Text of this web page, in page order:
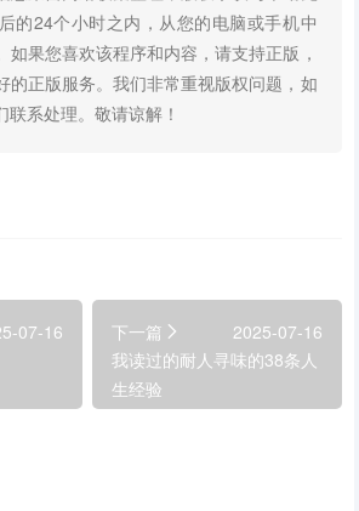
的24个小时之内，从您的电脑或手机中
如果您喜欢该程序和内容，请支持正版，
的正版服务。我们非常重视版权问题，如
系处理。敬请谅解！
07-16
下一篇
2025-07-16
我读过的耐人寻味的38条人
生经验